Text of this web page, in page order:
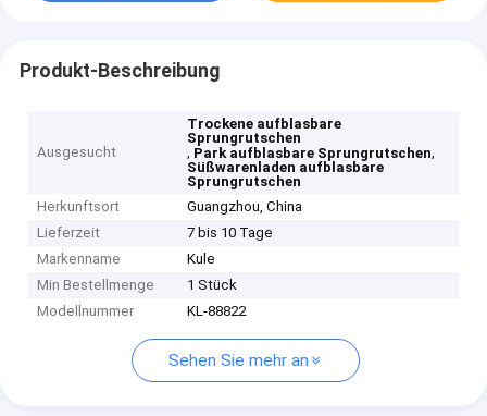
Produkt-Beschreibung
Ausgesucht
Trockene aufblasbare
Sprungrutschen
, Park aufblasbare Sprungrutschen,
Süßwarenladen aufblasbare
Sprungrutschen
Herkunftsort
Guangzhou, China
Lieferzeit
7 bis 10 Tage
Markenname
Kule
Min Bestellmenge
1 Stück
Modellnummer
KL-88822
Sehen Sie mehr an